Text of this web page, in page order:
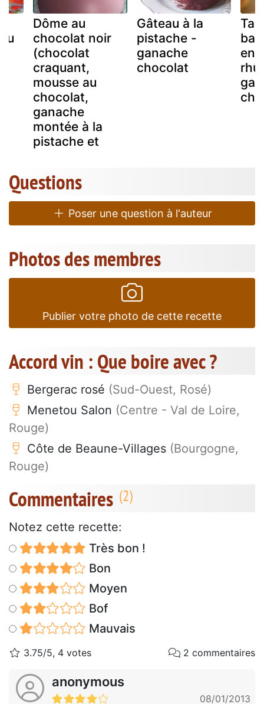
Dôme au
chocolat noir
(chocolat
craquant,
mousse au
chocolat,
ganache
montée à la
pistache et
Gâteau à la
pistache -
ganache
chocolat
Questions
Poser une question à l'auteur
Photos des membres
Publier votre photo de cette recette
Accord vin : Que boire avec ?
Bergerac rosé (Sud-Ouest, Rosé)
Menetou Salon (Centre - Val de Loire,
Rouge)
Côte de Beaune-Villages (Bourgogne,
Rouge)
Commentaires
Notez cette recette:
Très bon !
Bon
Moyen
Bof
Mauvais
3.75/5, 4 votes 2 commentaires
anonymous
08/01/2013